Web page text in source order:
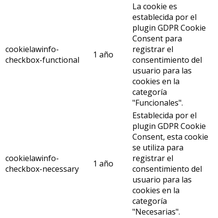
cookielawinfo-
checkbox-functional
1 año
La cookie es
establecida por el
plugin GDPR Cookie
Consent para
registrar el
consentimiento del
usuario para las
cookies en la
categoría
"Funcionales".
cookielawinfo-
checkbox-necessary
1 año
Establecida por el
plugin GDPR Cookie
Consent, esta cookie
se utiliza para
registrar el
consentimiento del
usuario para las
cookies en la
categoría
"Necesarias".